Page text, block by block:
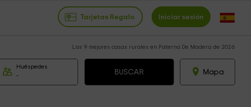
Tarjetas Regalo Iniciar sesión
Las 9 mejores casas rurales en Paterna De Madera de 2026
Huéspedes
Mapa